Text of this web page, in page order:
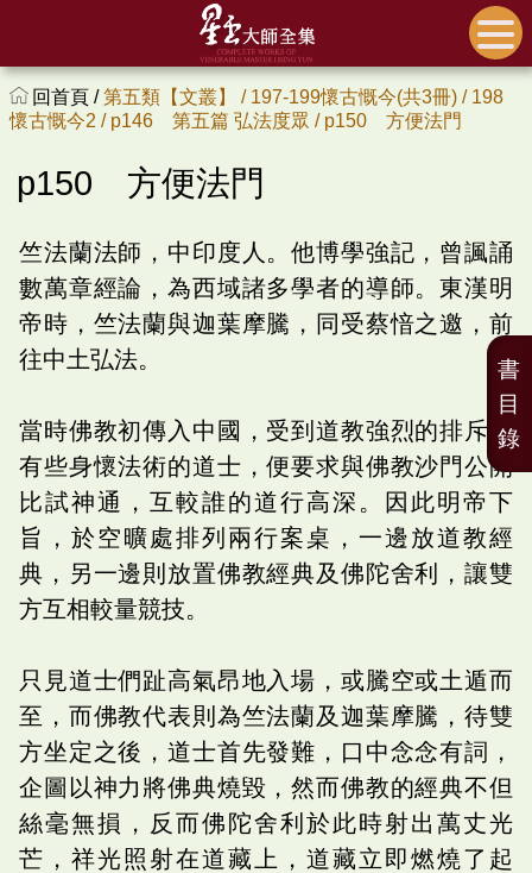
回首頁 /第五類【文叢】 / 197-199懷古慨今(共3冊) / 198
懷古慨今2 / p146 第五篇 弘法度眾 / p150 方便法門
p150 方便法門
竺法蘭法師，中印度人。他博學強記，曾諷誦
數萬章經論，為西域諸多學者的導師。東漢明
帝時，竺法蘭與迦葉摩騰，同受蔡愔之邀，前
往中土弘法。
當時佛教初傳入中國，受到道教強烈的排斥，
有些身懷法術的道士，便要求與佛教沙門公開
比試神通，互較誰的道行高深。因此明帝下
旨，於空曠處排列兩行案桌，一邊放道教經
典，另一邊則放置佛教經典及佛陀舍利，讓雙
方互相較量競技。
只見道士們趾高氣昂地入場，或騰空或土遁而
至，而佛教代表則為竺法蘭及迦葉摩騰，待雙
方坐定之後，道士首先發難，口中念念有詞，
企圖以神力將佛典燒毀，然而佛教的經典不但
絲毫無損，反而佛陀舍利於此時射出萬丈光
芒，祥光照射在道藏上，道藏立即燃燒了起
書
目
錄